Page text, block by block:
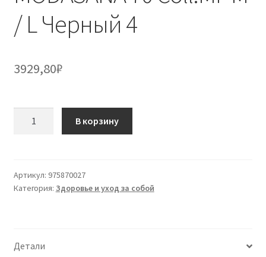
/ L Черный 4
3929,80₽
Coll.MF
M
4
В корзину
Артикул: 975870027
Категория: Здоровье и уход за собой
Детали